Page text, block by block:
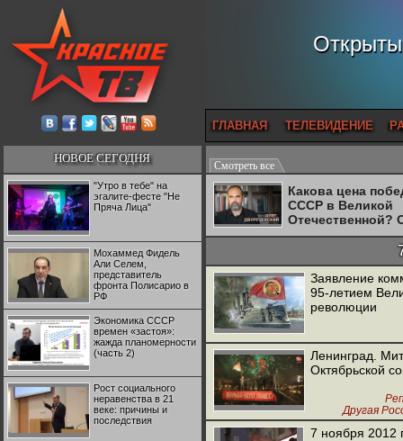
ГЛАВНАЯ ТЕЛЕВИДЕНИЕ
НОВОЕ СЕГОДНЯ
"Утро в тебе" на
эгалите-фесте "Не
Пряча Лица"
Мохаммед Фидель
Али Селем,
представитель
фронта Полисарио в
РФ
Экономика СССР
времен «застоя»:
жажда планомерности
(часть 2)
Рост социального
неравенства в 21
веке: причины и
последствия
Смотреть все
Какова цена
СССР в Великой
Отечественной?
Двуреченский о
Заявление
95-летием
революции
Ленинград.
Октябрьской
Другая
7 ноября 2012